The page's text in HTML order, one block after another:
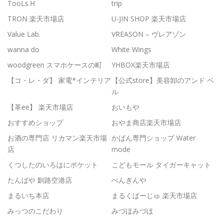
TooLs.H
trip
TRON 楽天市場店
U-JIN SHOP 楽天市場店
Value Lab.
VREASON – ヴレアゾン
wanna do
White Wings
woodgreen スマホケースの町
YHBOX楽天市場店
【コ・レ・ダ】 家電*インテリア 【公式store】美容卸のアンド ベ
ル
【革ee】 楽天市場店
おいもや
おすすめショップ
おやま商店楽天市場店
お酒の専門店 リカマン楽天市場
店
かばん専門ショップ Water
mode
くつしたのいろはにポケット
こどもモール タイガーキャット
たんばや 釧路空港店
ぺんぎんや
まるいち本店
まるくぱーじゅ 楽天市場店
みっつのこだわり
みづほみづほ